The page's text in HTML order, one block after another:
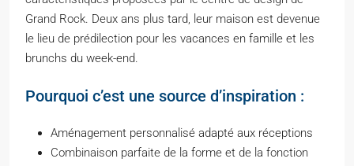
Grand Rock. Deux ans plus tard, leur maison est devenue
le lieu de prédilection pour les vacances en famille et les
brunchs du week-end.
Pourquoi c’est une source d’inspiration :
Aménagement personnalisé adapté aux réceptions
Combinaison parfaite de la forme et de la fonction